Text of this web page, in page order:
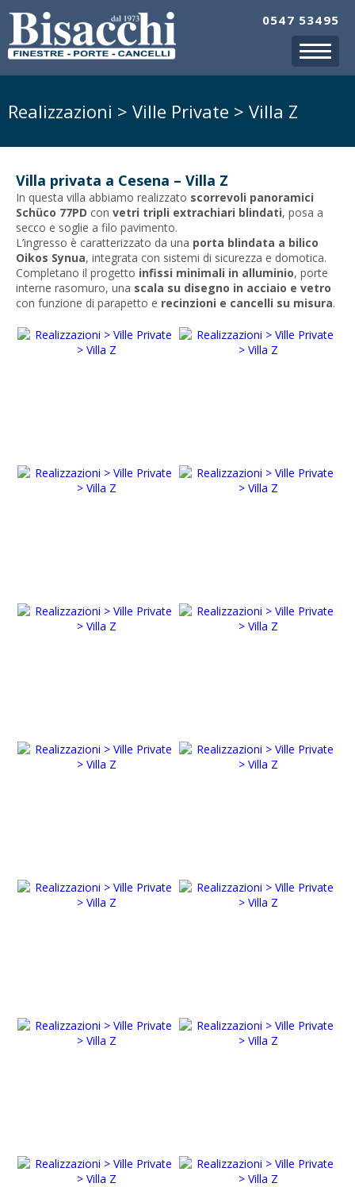
0547 53495
Realizzazioni > Ville Private > Villa Z
Villa privata a Cesena – Villa Z
In questa villa abbiamo realizzato scorrevoli panoramici
Schüco 77PD con vetri tripli extrachiari blindati, posa a
secco e soglie a filo pavimento.
L’ingresso è caratterizzato da una porta blindata a bilico
Oikos Synua, integrata con sistemi di sicurezza e domotica.
Completano il progetto infissi minimali in alluminio, porte
interne rasomuro, una scala su disegno in acciaio e vetro
con funzione di parapetto e recinzioni e cancelli su misura.